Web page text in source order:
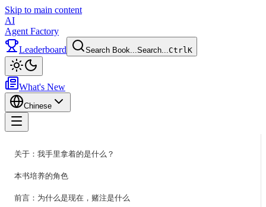
Skip to main content
AI
Agent Factory
Leaderboard
Search Book...Search...CtrlK
What's New
Chinese
关于：我手里拿着的是什么？
本书培养的角色
前言：为什么是现在，赌注是什么